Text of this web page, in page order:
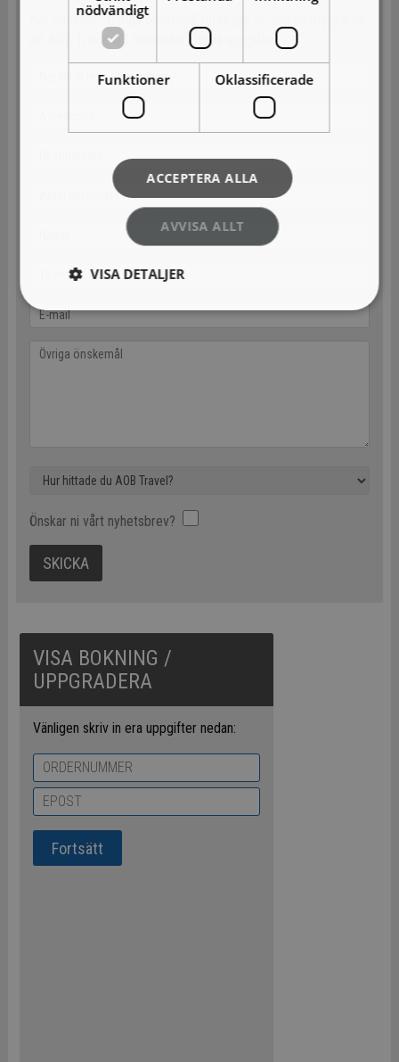
När du fyller i Övriga önskemål rutan ger du ditt samtycke till
att AOB Travel AB behandlar dessa uppgifter.
Önskar ni vårt nyhetsbrev?
nödvändigt
Funktioner Oklassificerade
ACCEPTERA ALLA
AVVISA ALLT
VISA DETALJER